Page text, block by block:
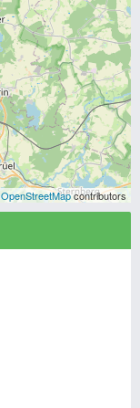
OpenStreetMapcontributors